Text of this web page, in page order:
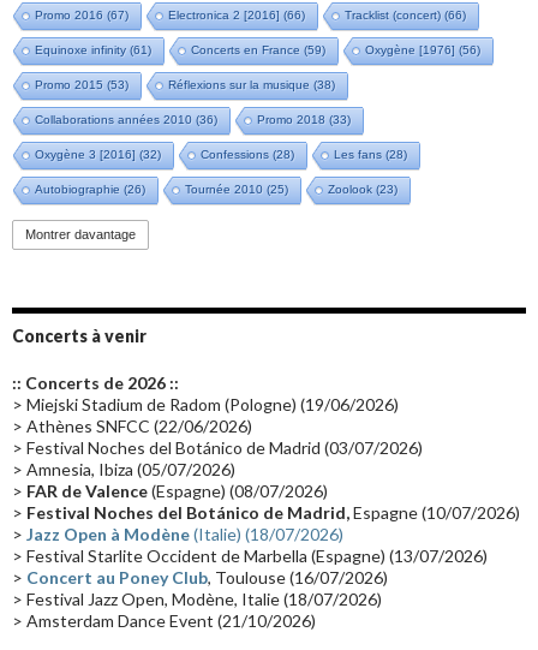
Promo 2016 (67) Electronica 2 [2016] (66) Tracklist (concert) (66)
Equinoxe infinity(61) Concerts en France (59) Oxygène [1976] (56)
Promo 2015 (53) Réflexions sur la musique (38)
Collaborations années 2010 (36) Promo 2018 (33)
Oxygène 3 [2016] (32) Confessions (28) Les fans (28)
Autobiographie (26) Tournée 2010 (25) Zoolook (23)
Promo 2019(23)
Groupe de Recherche Musicale
Passages radio Vidéo Jarrecast (16) Synthé 80's
Les concerts en Chine(16) Cinéma
Synthé Roland(15) Belgique(15)
(14) Astronomie (14)
Tournée 2025(14) 2024(14) Chine(13)
Montrer davantage
Concerts à venir
:: Concerts de 2026 ::
> Miejski Stadium de Radom (Pologne) (19/06/2026)
> Athènes SNFCC (22/06/2026)
> Festival Noches del Botánico de Madrid (03/07/2026)
> Amnesia, Ibiza (05/07/2026)
> FAR de Valence(Espagne) (08/07/2026)
> Festival Noches del Botánico de Madrid,Espagne (10/07/2026)
> Jazz Open à Modène(Italie) (18/07/2026)
> Festival Starlite Occident de Marbella (Espagne) (13/07/2026)
> Concert au Poney Club, Toulouse (16/07/2026)
> Festival Jazz Open, Modène, Italie (18/07/2026)
> Amsterdam Dance Event (21/10/2026)